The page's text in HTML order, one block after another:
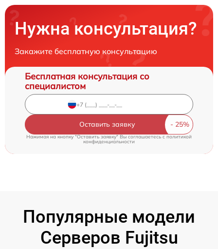
Нужна консультация?
Закажите бесплатную консультацию
Бесплатная консультация со
специалистом
Оставить заявку
Нажимая на кнопку "Оставить заявку" Вы соглашаетесь c политикой
конфиденциальности
Популярные модели
Серверов Fujitsu